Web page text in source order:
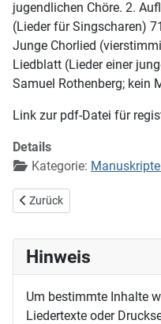
jugendlichen Chöre. 2.
(Lieder für Singscharen)
Junge Chorlied
Liedblatt (Lieder einer
Samuel Rothenberg; kein
Link zur pdf-Datei für
Details
Kategorie:
Vorheriger Beitrag:
Zurück
Hinweis
Um bestimmte Inhalte
Liedertexte oder